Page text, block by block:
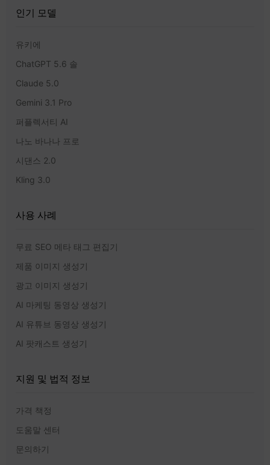
인기 모델
유키에
ChatGPT 5.6 솔
Claude 5.0
Gemini 3.1 Pro
퍼플렉서티 AI
나노 바나나 프로
시댄스 2.0
Kling 3.0
사용 사례
무료 SEO 메타 태그 편집기
제품 이미지 생성기
광고 이미지 생성기
AI 마케팅 동영상 생성기
AI 유튜브 동영상 생성기
AI 팟캐스트 생성기
지원 및 법적 정보
가격 책정
도움말 센터
문의하기